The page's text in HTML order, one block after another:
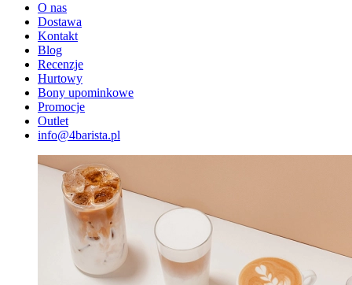
O nas
Dostawa
Kontakt
Blog
Recenzje
Hurtowy
Bony upominkowe
Promocje
Outlet
info@4barista.pl